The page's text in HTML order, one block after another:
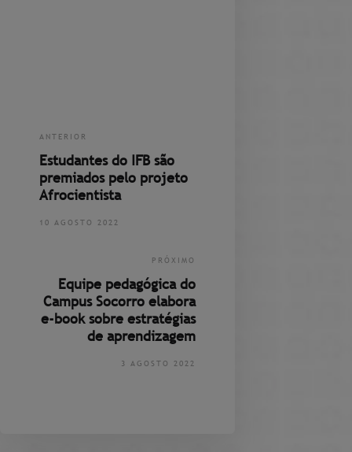
ANTERIOR
Estudantes do IFB são
premiados pelo projeto
Afrocientista
10 AGOSTO 2022
PRÓXIMO
Equipe pedagógica do
Campus Socorro elabora
e-book sobre estratégias
de aprendizagem
3 AGOSTO 2022